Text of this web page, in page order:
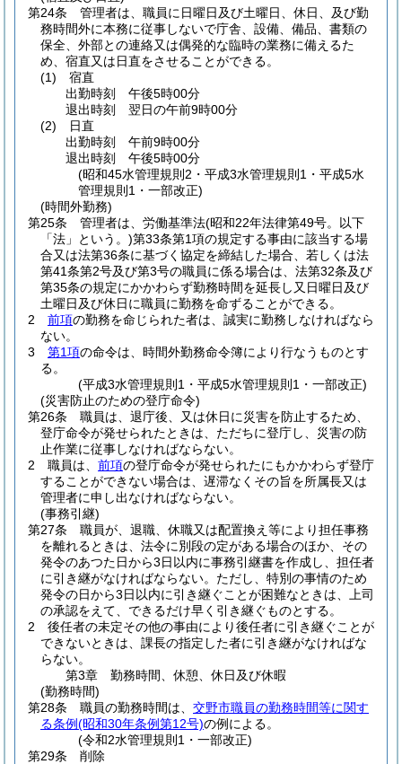
第24条
管理者は、職員に日曜日及び土曜日、休日、及び勤
務時間外に本務に従事しないで庁舎、設備、備品、書類の
保全、外部との連絡又は偶発的な臨時の業務に備えるた
め、宿直又は日直をさせることができる。
(1)
宿直
出勤時刻 午後5時00分
退出時刻 翌日の午前9時00分
(2)
日直
出勤時刻 午前9時00分
退出時刻 午後5時00分
(昭和45水管理規則2・平成3水管理規則1・平成5水
管理規則1・一部改正)
(時間外勤務)
第25条
管理者は、労働基準法(昭和22年法律第49号。以下
「法」という。)第33条第1項の規定する事由に該当する場
合又は法第36条に基づく協定を締結した場合、若しくは法
第41条第2号及び第3号の職員に係る場合は、法第32条及び
第35条の規定にかかわらず勤務時間を延長し又日曜日及び
土曜日及び休日に職員に勤務を命ずることができる。
2
前項の勤務を命じられた者は、誠実に勤務しなければなら
ない。
3
第1項の命令は、時間外勤務命令簿により行なうものとす
る。
(平成3水管理規則1・平成5水管理規則1・一部改正)
(災害防止のための登庁命令)
第26条
職員は、退庁後、又は休日に災害を防止するため、
登庁命令が発せられたときは、ただちに登庁し、災害の防
止作業に従事しなければならない。
2
職員は、 前項の登庁命令が発せられたにもかかわらず登庁
することができない場合は、遅滞なくその旨を所属長又は
管理者に申し出なければならない。
(事務引継)
第27条
職員が、退職、休職又は配置換え等により担任事務
を離れるときは、法令に別段の定がある場合のほか、その
発令のあつた日から3日以内に事務引継書を作成し、担任者
に引き継がなければならない。 ただし、特別の事情のため
発令の日から3日以内に引き継ぐことが困難なときは、上司
の承認をえて、できるだけ早く引き継ぐものとする。
2
後任者の未定その他の事由により後任者に引き継ぐことが
できないときは、課長の指定した者に引き継がなければな
らない。
第3章
勤務時間、休憩、休日及び休暇
(勤務時間)
第28条
職員の勤務時間は、 交野市職員の勤務時間等に関す
る条例(昭和30年条例第12号)の例による。
(令和2水管理規則1・一部改正)
第29条
削除